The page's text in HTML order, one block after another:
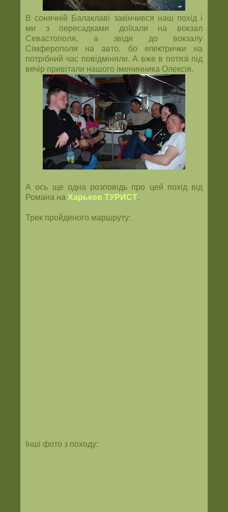
В сонячній Балаклаві закінчився наш похід і
ми з пересадками доїхали на вокзал
Севастополя, а звіди до вокзалу
Сімферополя на авто, бо електрички на
потрібний час повідміняли. А вже в потязі під
вечір привітали нашого іменинника Олексія.
А ось ще одна розповідь про цей похід від
Романа на Харьков ТУРИСТ.
Трек пройденого маршруту:
Інші фото з походу: